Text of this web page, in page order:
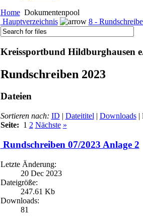
Home Dokumentenpool
Hauptverzeichnis
8 -
Kreissportbund Hildburghausen
Rundschreiben 2023
Dateien
Sortieren nach: ID | Dateititel | Downloads|
Seite: 1 2 Nächste »
Rundschreiben 07/2023 Anlage 2
Letzte Änderung:
20 Dec 2023
Dateigröße:
247.61 Kb
Downloads:
81